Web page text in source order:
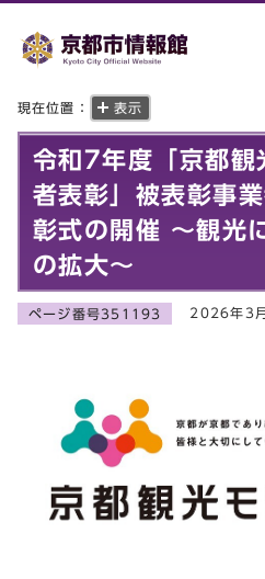
現在位置： 表示
令和7年度「京都観
者表彰」被表彰事
彰式の開催 ～観光
の拡大～
ページ番号351193 2026年3